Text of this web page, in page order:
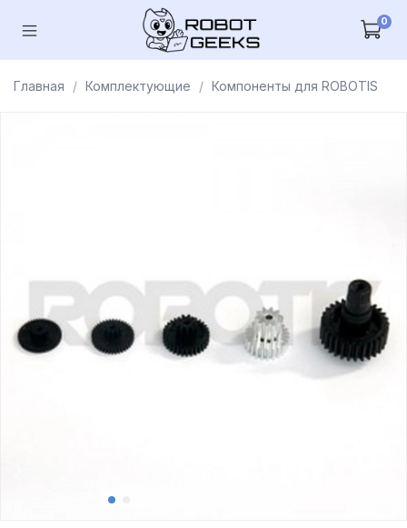
0
Главная Комплектующие Компоненты для ROBOTIS